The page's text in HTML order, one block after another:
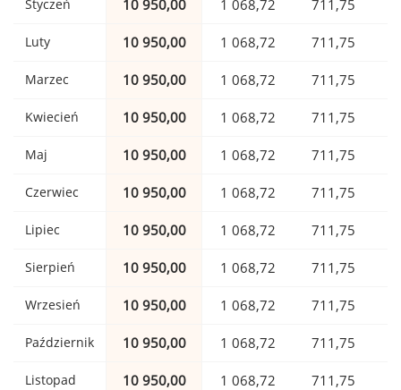
Styczeń 10 950,00 1 068,72 711,75
Luty 10 950,00 1 068,72 711,75
Marzec 10 950,00 1 068,72 711,75
Kwiecień 10 950,00 1 068,72 711,75
Maj 10 950,00 1 068,72 711,75
Czerwiec 10 950,00 1 068,72 711,75
Lipiec 10 950,00 1 068,72 711,75
Sierpień 10 950,00 1 068,72 711,75
Wrzesień 10 950,00 1 068,72 711,75
Październik 10 950,00 1 068,72 711,75
Listopad 10 950,00 1 068,72 711,75